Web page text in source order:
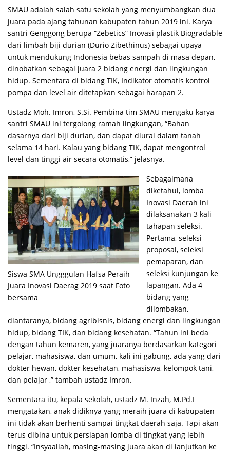
SMAU adalah salah satu sekolah yang menyumbangkan dua
juara pada ajang tahunan kabupaten tahun 2019 ini. Karya
santri Genggong berupa “Zebetics” Inovasi plastik Biogradable
dari limbah biji durian (Durio Zibethinus) sebagai upaya
untuk mendukung Indonesia bebas sampah di masa depan,
dinobatkan sebagai juara 2 bidang energi dan lingkungan
hidup. Sementara di bidang TIK, Indikator otomatis kontrol
pompa dan level air ditetapkan sebagai harapan 2.
Ustadz Moh. Imron, S.Si. Pembina tim SMAU mengaku karya
santri SMAU ini tergolong ramah lingkungan, “Bahan
dasarnya dari biji durian, dan dapat diurai dalam tanah
selama 14 hari. Kalau yang bidang TIK, dapat mengontrol
level dan tinggi air secara otomatis,” jelasnya.
Siswa SMA Ungggulan Hafsa Peraih
Juara Inovasi Daerag 2019 saat Foto
bersama
Sebagaimana
diketahui, lomba
Inovasi Daerah ini
dilaksanakan 3 kali
tahapan seleksi.
Pertama, seleksi
proposal, seleksi
pemaparan, dan
seleksi kunjungan ke
lapangan. Ada 4
bidang yang
dilombakan,
diantaranya, bidang agribisnis, bidang energi dan lingkungan
hidup, bidang TIK, dan bidang kesehatan. “Tahun ini beda
dengan tahun kemaren, yang juaranya berdasarkan kategori
pelajar, mahasiswa, dan umum, kali ini gabung, ada yang dari
dokter hewan, dokter kesehatan, mahasiswa, kelompok tani,
dan pelajar ,” tambah ustadz Imron.
Sementara itu, kepala sekolah, ustadz M. Inzah, M.Pd.I
mengatakan, anak didiknya yang meraih juara di kabupaten
ini tidak akan berhenti sampai tingkat daerah saja. Tapi akan
terus dibina untuk persiapan lomba di tingkat yang lebih
tinggi. “Insyaallah, masing-masing juara akan di lanjutkan ke